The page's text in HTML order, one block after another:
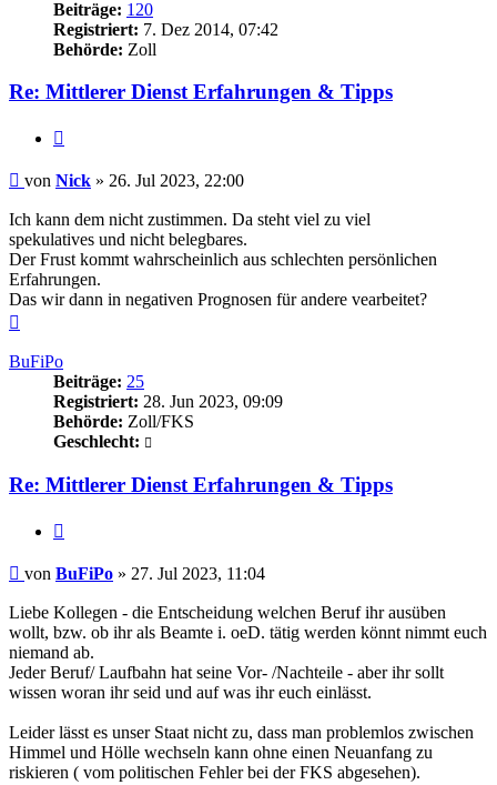
Beiträge: 120
Registriert: 7. Dez 2014, 07:42
Behörde: Zoll
Re: Mittlerer Dienst Erfahrungen & Tipps
Beitrag
von Nick » 26. Jul 2023, 22:00
Ich kann dem nicht zustimmen. Da steht viel zu viel
spekulatives und nicht belegbares.
Der Frust kommt wahrscheinlich aus schlechten persönlichen
Erfahrungen.
Das wir dann in negativen Prognosen für andere vearbeitet?
BuFiPo
Beiträge: 25
Registriert: 28. Jun 2023, 09:09
Behörde: Zoll/FKS
Geschlecht:
Re: Mittlerer Dienst Erfahrungen & Tipps
Beitrag
von BuFiPo » 27. Jul 2023, 11:04
Liebe Kollegen - die Entscheidung welchen Beruf ihr ausüben
wollt, bzw. ob ihr als Beamte i. oeD. tätig werden könnt nimmt euch
niemand ab.
Jeder Beruf/ Laufbahn hat seine Vor- /Nachteile - aber ihr sollt
wissen woran ihr seid und auf was ihr euch einlässt.
Leider lässt es unser Staat nicht zu, dass man problemlos zwischen
Himmel und Hölle wechseln kann ohne einen Neuanfang zu
riskieren ( vom politischen Fehler bei der FKS abgesehen).